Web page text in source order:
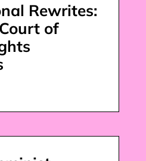
Rewrites:
of